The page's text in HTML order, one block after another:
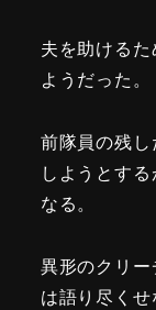
夫を助ける
ようだった。
前隊員の残
しようとす
なる。
異形のクリ
は語り尽くせ